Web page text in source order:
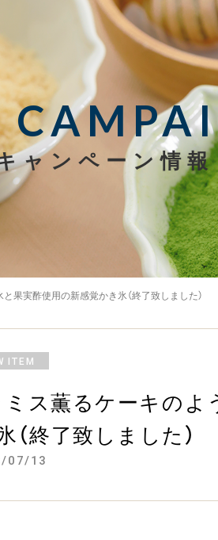
ャンペーン情報
果実酢使用の新感覚かき氷（終了致しました）
ITEM
ミス薫るケーキの
終了致しました）
07/13